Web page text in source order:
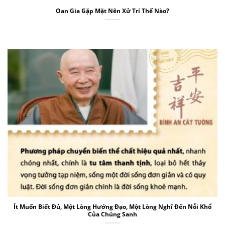
Oan Gia Gặp Mặt Nên Xử Trí Thế Nào?
Ít Muốn Biết Đủ, Một Lòng Hướng Đạo, Một Lòng Nghĩ Đến Nỗi Khổ
Của Chúng Sanh